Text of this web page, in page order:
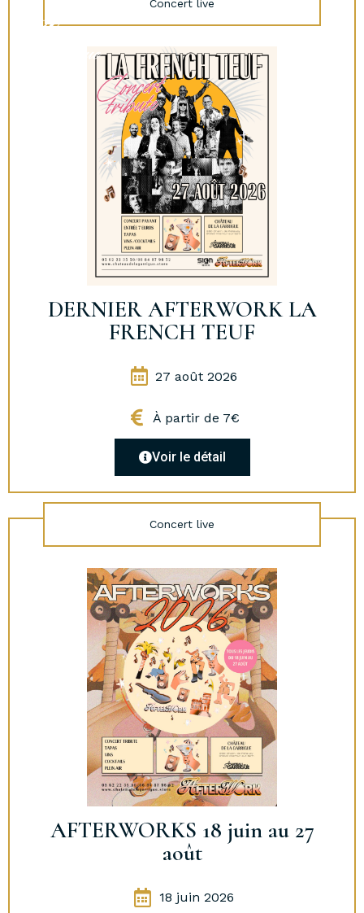
Concert live
DERNIER AFTERWORK LA
FRENCH TEUF
27 août 2026
À partir de 7€
Voir le détail
Concert live
AFTERWORKS 18 juin au 27
août
18 juin 2026